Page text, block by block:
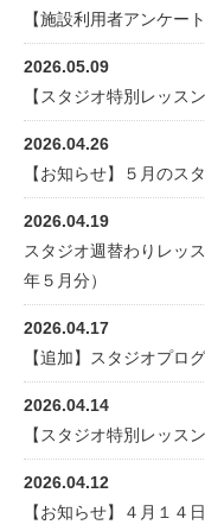
【施設利用者アンケー
2026.05.09
【スタジオ特別レッス
2026.04.26
【お知らせ】５月のス
2026.04.19
スタジオ週替わりレッ
年５月分）
2026.04.17
【追加】スタジオプロ
2026.04.14
【スタジオ特別レッス
2026.04.12
【お知らせ】４月１４